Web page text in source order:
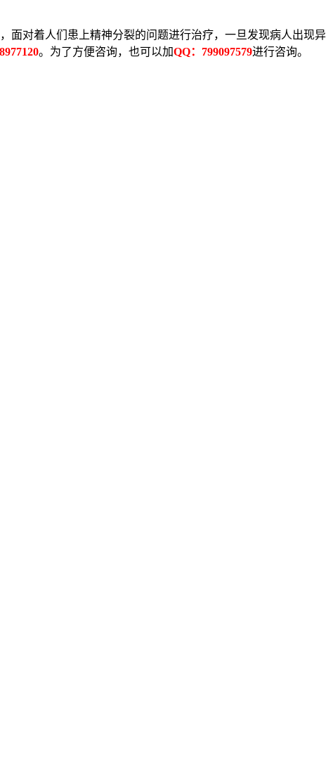
面对着人们患上精神分裂的问题进行治疗，一旦发现病人出现异
。为了方便咨询，也可以加QQ：799097579进行咨询。